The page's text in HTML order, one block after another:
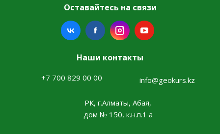
Оставайтесь на связи
Наши контакты
+7 700 829 00 00 info@geokurs.kz
РК, г.Алматы, Абая,
дом № 150, к.н.п.1 а